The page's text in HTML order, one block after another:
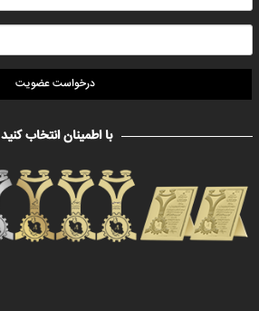
درخواست عضویت
با اطمینان انتخاب کنید